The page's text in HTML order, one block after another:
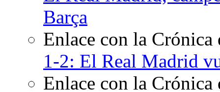
Barça
Enlace con la
1-2: El Real Madrid
Enlace con la Crónica